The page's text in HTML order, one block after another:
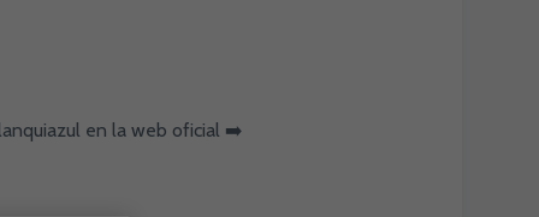
en la web oficial ➡️